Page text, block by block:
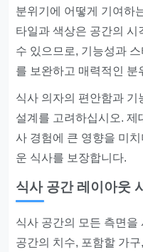
분위기에 어떻게 기여하
타일과 색상은 공간의 시
수 있으므로, 기능성과
를 보완하고 매력적인 분
식사 의자의 편안함과 기
설계를 고려하십시오. 제
사 경험에 큰 영향을 미
운 식사를 보장합니다.
식사 공간 레이아웃
식사 공간의 모든 측면을
공간의 치수, 포함할 가